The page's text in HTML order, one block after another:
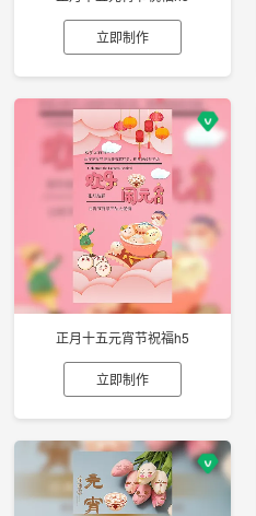
立即制作
正月十五元宵节祝福h5
立即制作